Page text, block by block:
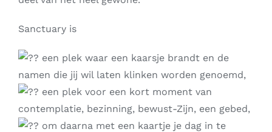
Sanctuary is
een plek waar een kaarsje brandt en de
namen die jij wil laten klinken worden genoemd,
een plek voor een kort moment van
contemplatie, bezinning, bewust-Zijn, een gebed,
om daarna met een kaartje je dag in te